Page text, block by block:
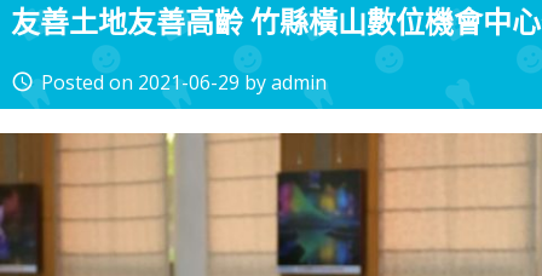
友善土地友善高齡 竹縣橫山數位機會中
access_time Posted on 2021-06-29 byadmin